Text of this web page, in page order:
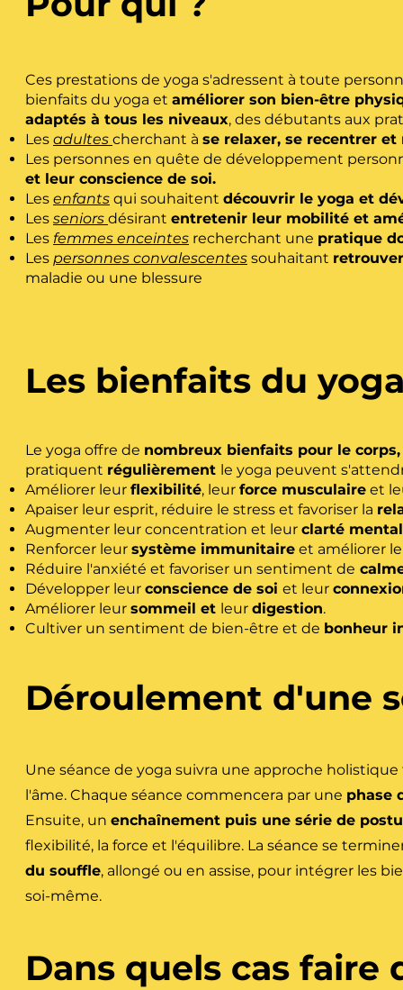
Ces prestations de yoga s'adressent à toute
bienfaits du yoga et améliorer son bien-être
adaptés à tous les niveaux, des débutants aux
Les adultes cherchant à se relaxer, se recentrer
Les personnes en quête de développement
et leur conscience de soi.
Les enfants qui souhaitent découvrir le yoga et
Les seniors désirant entretenir leur mobilité et
Les femmes enceintes recherchant une pratique
Les personnes convalescentes souhaitant
maladie ou une blessure
Les bienfaits du
Le yoga offre de nombreux bienfaits pour le
pratiquent régulièrement le yoga peuvent
Améliorer leur flexibilité, leur force musculaire et
Apaiser leur esprit, réduire le stress et favoriser la
Augmenter leur concentration et leur clarté
Renforcer leur système immunitaire et améliorer
Réduire l'anxiété et favoriser un sentiment de
Développer leur conscience de soi et leur
Améliorer leur sommeil et leur digestion.
Cultiver un sentiment de bien-être et de bonheur
Déroulement d'une
Une séance de yoga suivra une approche
l'âme. Chaque séance commencera par une phase
Ensuite, un enchaînement puis une série de
flexibilité, la force et l'équilibre. La séance se
du souffle, allongé ou en assise, pour intégrer les
soi-même.
Dans quels cas faire